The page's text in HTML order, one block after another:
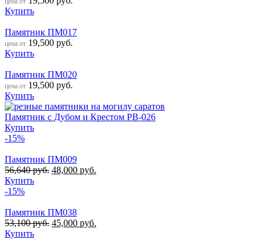
Купить
Памятник ПМ017
цена от 19,500 руб.
Купить
Памятник ПМ020
цена от 19,500 руб.
Купить
Памятник с Дубом и Крестом РВ-026
Купить
-15%
Памятник ПМ009
56,640руб. 48,000 руб.
Купить
-15%
Памятник ПМ038
53,100руб. 45,000 руб.
Купить